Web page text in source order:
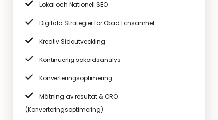
Lokal och Nationell SEO
Digitala Strategier för Ökad Lönsamhet
Kreativ Sidoutveckling
Kontinuerlig sökordsanalys
Konverteringsoptimering
Mätning av resultat & CRO
(Konverteringsoptimering)